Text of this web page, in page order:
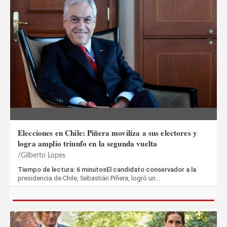
Elecciones en Chile: Piñera moviliza a sus electores y
logra amplio triunfo en la segunda vuelta
Gilberto Lopes
Tiempo de lectura: 6 minutosEl candidato conservador a la
presidencia de Chile, Sebastián Piñera, logró un…